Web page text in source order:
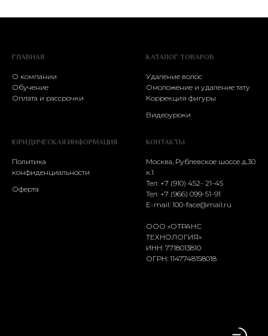
ГЛАВНАЯ
О компании
Обучение
Оплата и рассрочки
КАТАЛОГ ТОВАРОВ
Удаление волос
Омоложение и удаление тату
Коррекция фигуры
Видеоуроки
ЮРИДИЧЕСКАЯ ИНФОРМАЦИЯ
Политика
конфиденциальности
Оферта
КОНТАКТЫ
Москва, Рублевское шоссе д.30
к.1
Тел: +7 (910) 452- 21-45
Тел: +7 (966) 099-51-91
E-mail: 100-face@mail.ru
ООО «ОТРАНС
ТЕХНОЛОГИЯ»
ИНН: 7718013810
ОГРН: 1147748158018